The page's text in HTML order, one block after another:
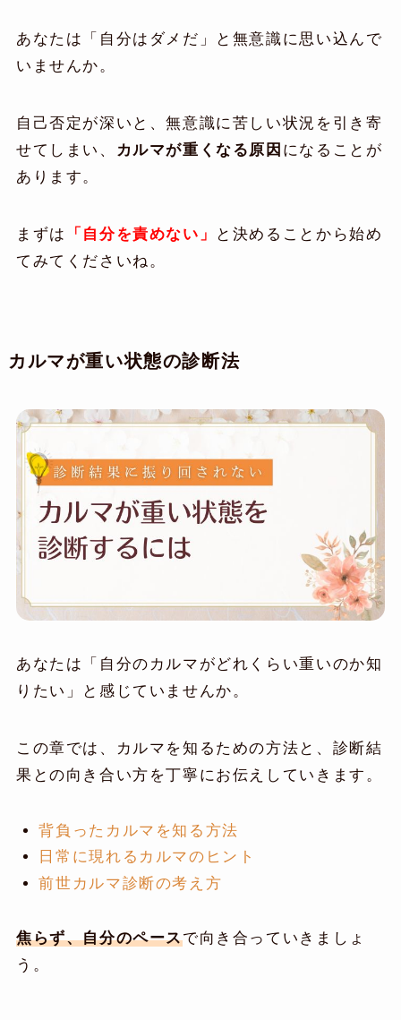
あなたは「自分はダメだ」と無意識に思い込んで
いませんか。
自己否定が深いと、無意識に苦しい状況を引き寄
せてしまい、 カルマが重くなる原因 になることが
あります。
まずは 「自分を責めない」
と決めることから始め
てみてくださいね。
カルマが重い状態の診断法
あなたは「自分のカルマがどれくらい重いのか知
りたい」と感じていませんか。
この章では、カルマを知るための方法と、診断結
果との向き合い方を丁寧にお伝えしていきます。
背負ったカルマを知る方法
日常に現れるカルマのヒント
前世カルマ診断の考え方
焦らず、自分のペースで向き合っていきましょ
う。